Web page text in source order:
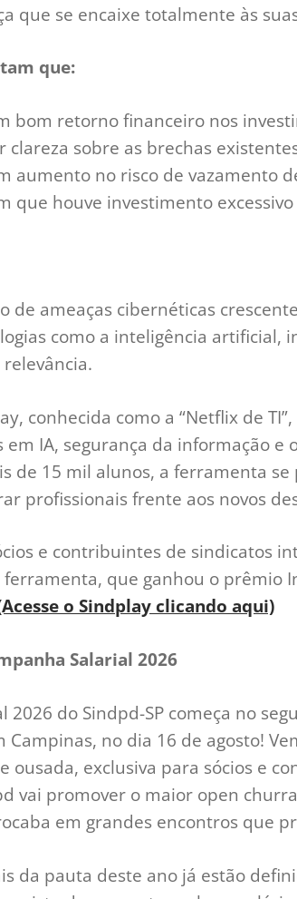
que se encaixe totalmente às
que:
bom retorno financeiro nos
clareza sobre as brechas
aumento no risco de vazamento
que houve investimento
de ameaças cibernéticas
como a inteligência artificial,
conhecida como a “Netflix de
IA, segurança da informação e
de 15 mil alunos, a ferramenta
profissionais frente aos novos
e contribuintes de sindicatos
que ganhou o prêmio
o Sindplay clicando aqui)
Salarial 2026
2026 do Sindpd-SP começa no
no dia 16 de agosto!
ousada, exclusiva para sócios e
vai promover o maior open
em grandes encontros que
da pauta deste ano já estão